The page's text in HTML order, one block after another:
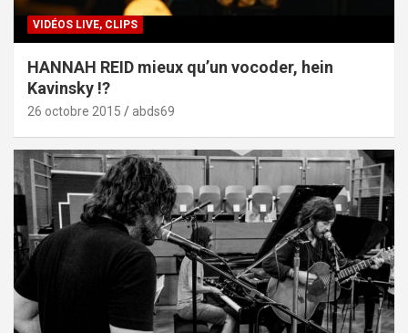
VIDÉOS LIVE, CLIPS
HANNAH REID mieux qu’un vocoder, hein
Kavinsky !?
26 octobre 2015 abds69